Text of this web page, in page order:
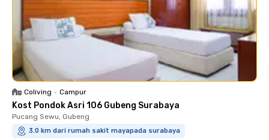
Coliving • Campur
Kost Pondok Asri 106 Gubeng Surabaya
Pucang Sewu, Gubeng
3.0 km dari rumah sakit mayapada surabaya